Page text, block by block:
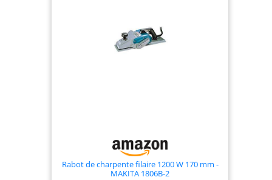
Rabot de charpente filaire 1200 W 170 mm -
MAKITA 1806B-2